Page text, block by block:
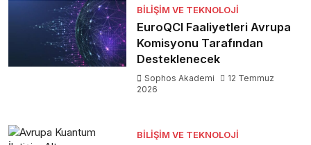
BILIŞIM VE TEKNOLOJI
EuroQCI Faaliyetleri Avrupa
Komisyonu Tarafından
Desteklenecek
Sophos Akademi
12 Temmuz
2026
BILIŞIM VE TEKNOLOJI